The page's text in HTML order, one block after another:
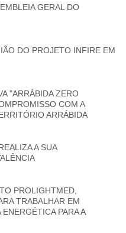
GERAL DO
DO PROJETO INFIRE EM
"ARRÁBIDA ZERO
COM A
ARRÁBIDA
A SUA
PROLIGHTMED,
TRABALHAR EM
PARA A